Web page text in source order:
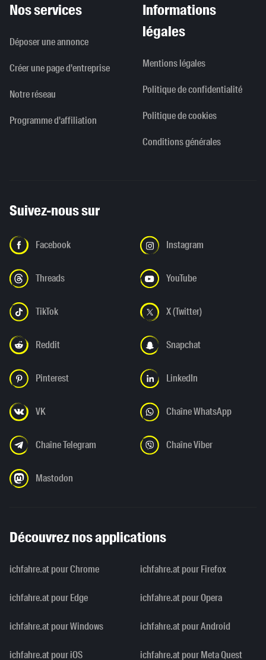
Nos services
Déposer une annonce
Créer une page d'entreprise
Notre réseau
Programme d'affiliation
Informations
légales
Mentions légales
Politique de confidentialité
Politique de cookies
Conditions générales
Suivez-nous sur
Facebook Instagram
Threads YouTube
TikTok X (Twitter)
Reddit Snapchat
Pinterest LinkedIn
VK Chaîne WhatsApp
Chaîne Telegram Chaîne Viber
Mastodon
Découvrez nos applications
ichfahre.at pour Chrome ichfahre.at pour Firefox
ichfahre.at pour Edge ichfahre.at pour Opera
ichfahre.at pour Windows ichfahre.at pour Android
ichfahre.at pour iOS ichfahre.at pour Meta Quest